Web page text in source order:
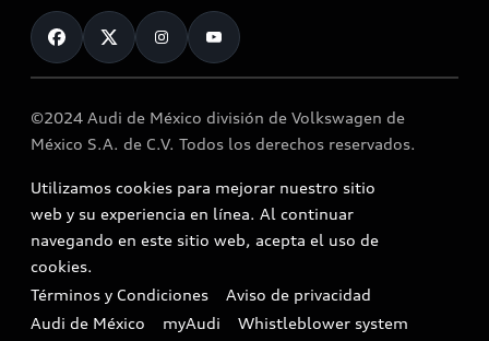
Audi Financial Services
Audi collection store
Accessories
Service and Parts
Roadside Assistance
In-Use Verification Program
Contáctanos
©2024 Audi de México división de Volkswagen de
México S.A. de C.V. Todos los derechos reservados.
Utilizamos cookies para mejorar nuestro sitio
web y su experiencia en línea. Al continuar
navegando en este sitio web, acepta el uso de
cookies.
Términos y Condiciones
Aviso de privacidad
Audi de México
myAudi Whistleblower system